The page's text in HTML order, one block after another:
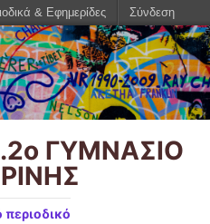
ΓΥΜΝΑΣΙΟ
& Εφημερίδες Σύνδεση